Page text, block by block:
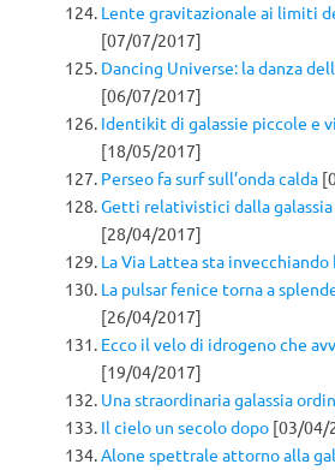
Lente gravitazionale ai limiti
[07/07/2017]
Dancing Universe: la danza
[06/07/2017]
Identikit di galassie piccole e
[18/05/2017]
Perseo fa surf sull’onda calda
Getti relativistici dalla
[28/04/2017]
La Via Lattea sta invecchiando
La pulsar fenice torna a
[26/04/2017]
Ecco il velo di idrogeno che
[19/04/2017]
Una straordinaria galassia
Il cielo un secolo dopo [03/04/
Alone spettrale attorno alla